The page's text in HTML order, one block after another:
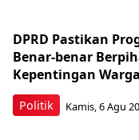
Politik
DPRD Pastikan
Benar-benar
Kepentingan
Kamis, 6 Agu